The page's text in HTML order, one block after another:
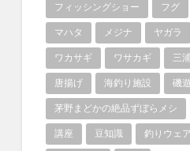
フィッシングショー フグ
マハタ メジナ ヤガラ
ワカサギ ワサカギ 三
唐揚げ 海釣り施設 磯
茅野まどかの絶品ずぼらメシ
講座 豆知識 釣りウェア